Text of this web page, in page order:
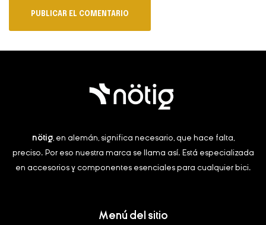
nötig, en alemán, significa necesario, que hace falta,
preciso. Por eso nuestra marca se llama así. Está especializada
en accesorios y componentes esenciales para cualquier bici.
Menú del sitio